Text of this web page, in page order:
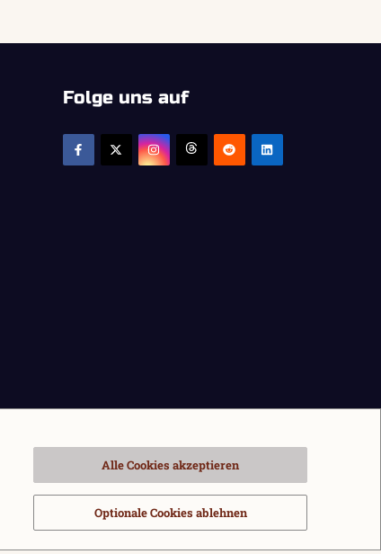
Folge uns auf
Alle Cookies akzeptieren
Optionale Cookies ablehnen